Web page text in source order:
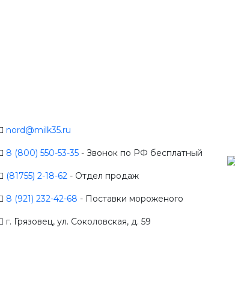
nord@milk35.ru
8 (800) 550-53-35 - Звонок по РФ бесплатный
(81755) 2-18-62 - Отдел продаж
8 (921) 232-42-68 - Поставки мороженого
г. Грязовец, ул. Соколовская, д. 59